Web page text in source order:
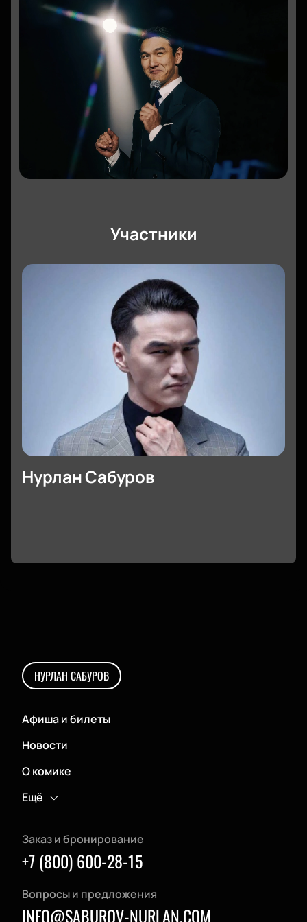
Участники
Нурлан Сабуров
НУРЛАН САБУРОВ
Афиша и билеты
Новости
О комике
Ещё
Заказ и бронирование
+7 (800) 600-28-15
Вопросы и предложения
INFO@SABUROV-NURLAN.COM